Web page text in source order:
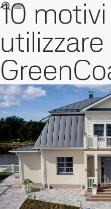
10
utilizzare